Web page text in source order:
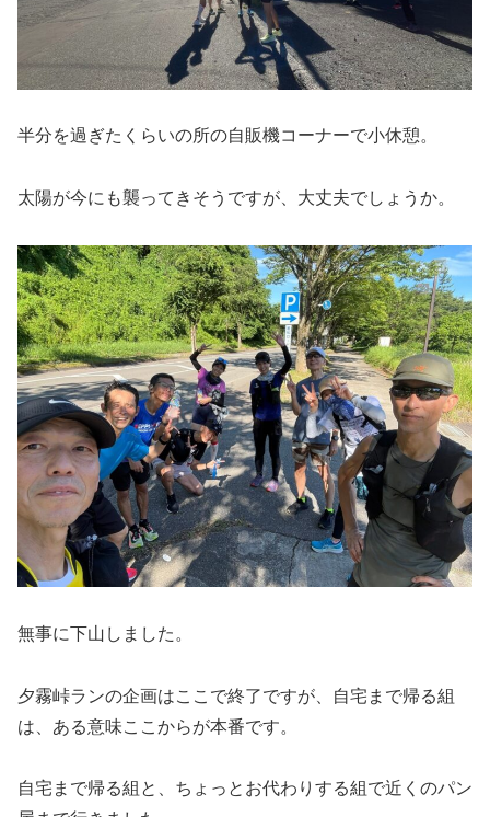
半分を過ぎたくらいの所の自販機コーナーで小休憩。
太陽が今にも襲ってきそうですが、大丈夫でしょうか。
無事に下山しました。
夕霧峠ランの企画はここで終了ですが、自宅まで帰る組
は、ある意味ここからが本番です。
自宅まで帰る組と、ちょっとお代わりする組で近くのパン